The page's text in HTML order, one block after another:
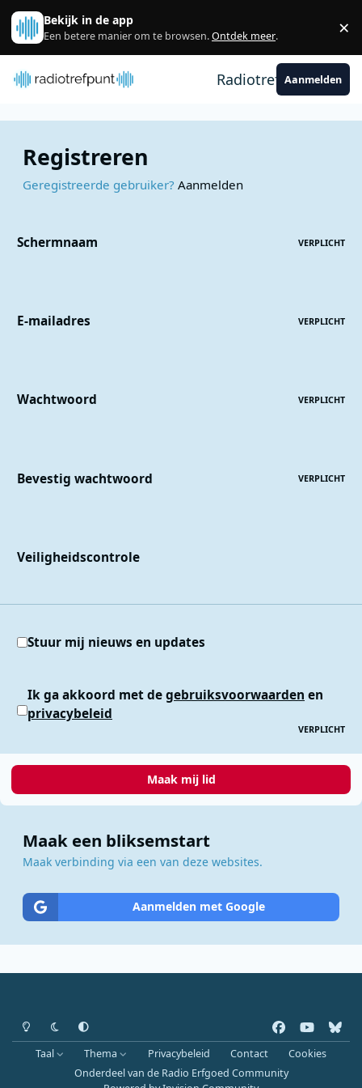
Spring naar bijdragen
Bekijk in de app
Een betere manier om te browsen.Ontdek meer. ×
RadiotrefpuntAanmelden
Registreren
Geregistreerde gebruiker? Aanmelden
Schermnaam VERPLICHT
E-mailadres VERPLICHT
Wachtwoord VERPLICHT
Bevestig wachtwoord VERPLICHT
Veiligheidscontrole
Stuur mij nieuws en updates
Ik ga akkoord met degebruiksvoorwaarden en
privacybeleid
VERPLICHT
Maak mij lid
Maak een bliksemstart
Maak verbinding via een van deze websites.
Aanmelden met Google
Heldere modus
Donkere modus
Systeemvoorkeur
a
c
e
o
u
b
l
u
Taal Thema Privacybeleid Contact
Cookies
Onderdeel van de Radio Erfgoed Community